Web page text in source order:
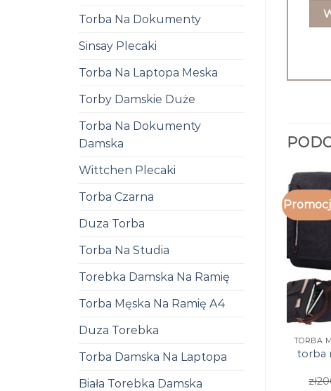
Torba Na Dokumenty
Sinsay Plecaki
Torba Na Laptopa Meska
Torby Damskie Duże
Torba Na Dokumenty
Damska
Wittchen Plecaki
Torba Czarna
Duza Torba
Torba Na Studia
Torebka Damska Na Ramię
Torba Męska Na Ramię A4
Duza Torebka
Torba Damska Na Laptopa
Biała Torebka Damska
torba
zł